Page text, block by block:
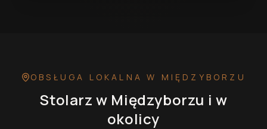
OBSŁUGA LOKALNAW MIĘDZYBORZU
Stolarz w Międzyborzu i w
okolicy